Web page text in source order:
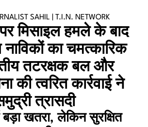
SAHIL | T.I.N. NETWORK
मिसाइल हमले के बाद
नाविकों का चमत्कारिक
तटरक्षक बल और
की त्वरित कार्रवाई ने
त्रासदी
खतरा, लेकिन सुरक्षित